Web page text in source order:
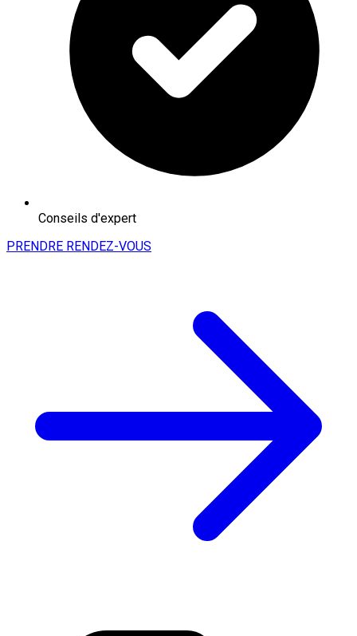
Conseils d'expert
PRENDRE RENDEZ-VOUS